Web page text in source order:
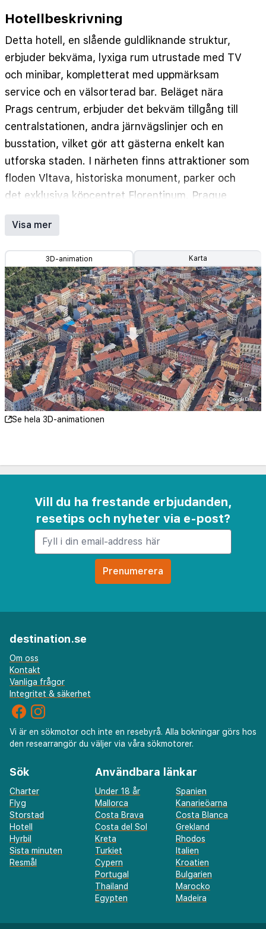
Hotellbeskrivning
Detta hotell, en slående guldliknande struktur,
erbjuder bekväma, lyxiga rum utrustade med TV
och minibar, kompletterat med uppmärksam
service och en välsorterad bar. Beläget nära
Prags centrum, erbjuder det bekväm tillgång till
centralstationen, andra järnvägslinjer och en
busstation, vilket gör att gästerna enkelt kan
utforska staden. I närheten finns attraktioner som
floden Vltava, historiska monument, parker och
det exklusiva köpcentret Florentinum. Prague
Vaclav Havel Airport ligger bara 13 kilometer bort.
Visa mer
3D-animation Karta
Se hela 3D-animationen
Vill du ha frestande erbjudanden,
resetips och nyheter via e-post?
destination.se
Om oss
Kontakt
Vanliga frågor
Integritet & säkerhet
Vi är en sökmotor och inte en resebyrå. Alla bokningar görs hos
den researrangör du väljer via våra sökmotorer.
Sök
Charter
Flyg
Storstad
Hotell
Hyrbil
Sista minuten
Resmål
Användbara länkar
Under 18 år
Spanien
Mallorca
Kanarieöarna
Costa Brava
Costa Blanca
Costa del Sol
Grekland
Kreta
Rhodos
Turkiet
Italien
Cypern
Kroatien
Portugal
Bulgarien
Thailand
Marocko
Egypten
Madeira